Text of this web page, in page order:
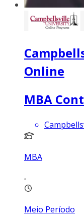
Online
MBA
MBA
Meio Período